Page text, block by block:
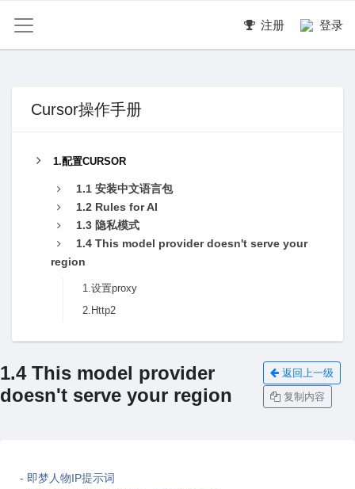
注册 登录
Cursor操作手册
1.配置CURSOR
1.1 安装中文语言包
1.2 Rules for AI
1.3 隐私模式
1.4 This model provider doesn't serve your
region
1.设置proxy
2.Http2
1.4 This model provider
doesn't serve your region
返回上一级
复制内容
- 即梦人物IP提示词